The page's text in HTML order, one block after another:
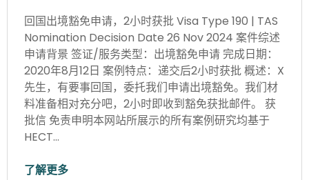
回国出境豁免申请，2小时获批 Visa Type 190 | TAS
Nomination Decision Date 26 Nov 2024 案件综述
申请背景 签证/服务类型：出境豁免申请 完成日期：
2020年8月12日 案例特点：递交后2小时获批 概述：X
先生，有要事回国，委托我们申请出境豁免。我们材
料准备相对充分吧，2小时即收到豁免获批邮件。 获
批信 免责申明本网站所展示的所有案例研究均基于
HECT…
了解更多